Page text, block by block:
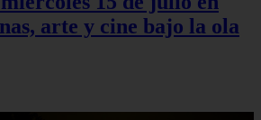
arte y cine bajo la ola